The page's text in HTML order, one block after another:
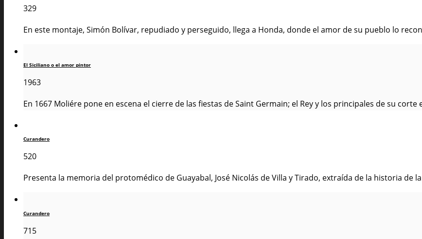
329
En este montaje, Simón Bolívar, repudiado y perseguido, llega a Honda, donde el amor de su pueblo lo
El Siciliano o el amor pintor
1963
En 1667 Moliére pone en escena el cierre de las fiestas de Saint Germain; el Rey y los principales de su corte
Curandero
520
Presenta la memoria del protomédico de Guayabal, José Nicolás de Villa y Tirado, extraída de la historia de
Curandero
715